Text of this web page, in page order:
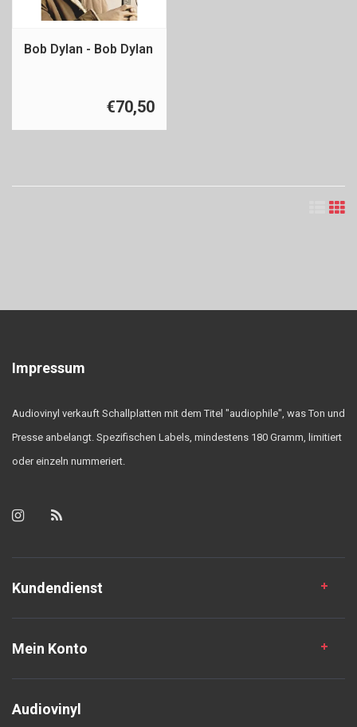
Bob Dylan - Bob Dylan
€70,50
Impressum
Audiovinyl verkauft Schallplatten mit dem Titel "audiophile", was Ton und
Presse anbelangt. Spezifischen Labels, mindestens 180 Gramm, limitiert
oder einzeln nummeriert.
Kundendienst
Mein Konto
Audiovinyl